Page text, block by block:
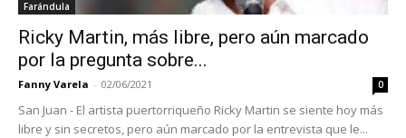
Farándula
Ricky Martin, más libre, pero aún marcado
por la pregunta sobre...
Fanny Varela - 02/06/2021 0
San Juan - El artista puertorriqueño Ricky Martin se siente hoy más
libre y sin secretos, pero aún marcado por la entrevista que le...